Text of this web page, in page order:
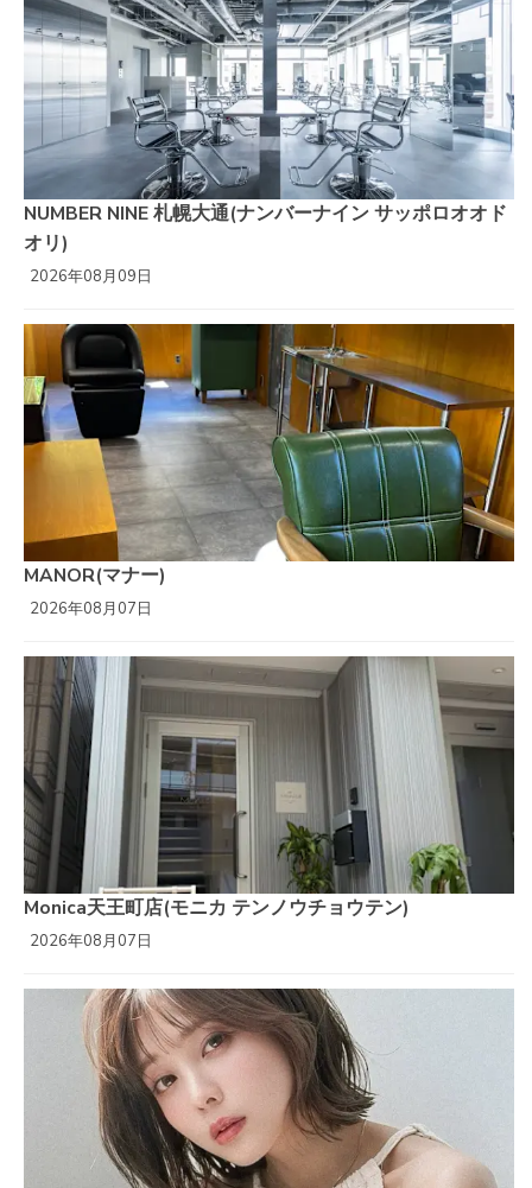
NUMBER NINE 札幌大通(ナンバーナイン サッポロオオド
オリ)
2026年08月09日
MANOR(マナー)
2026年08月07日
Monica天王町店(モニカ テンノウチョウテン)
2026年08月07日